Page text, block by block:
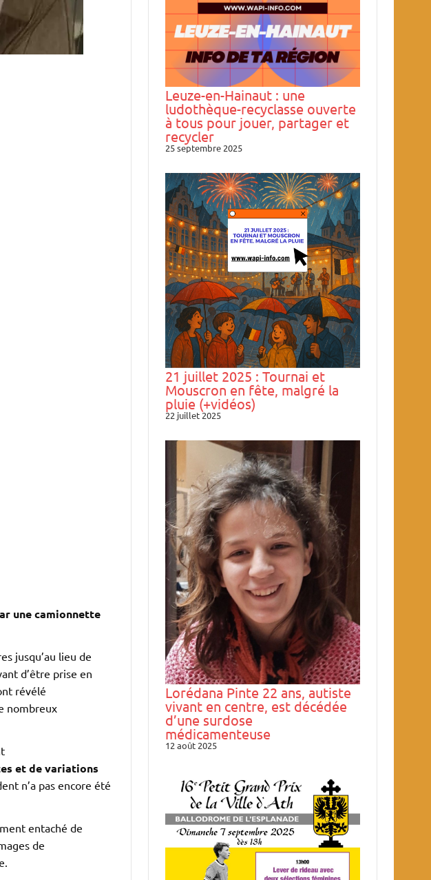
une camionnette
jusqu’au lieu de
d’être prise en
révélé
nombreux
et de variations
n’a pas encore été
entaché de
de
Leuze-en-Hainaut : une
ludothèque-recyclasse ouverte
à tous pour jouer, partager et
recycler
25 septembre 2025
21 juillet 2025 : Tournai et
Mouscron en fête, malgré la
pluie (+vidéos)
22 juillet 2025
Lorédana Pinte 22 ans, autiste
vivant en centre, est décédée
d’une surdose
médicamenteuse
12 août 2025